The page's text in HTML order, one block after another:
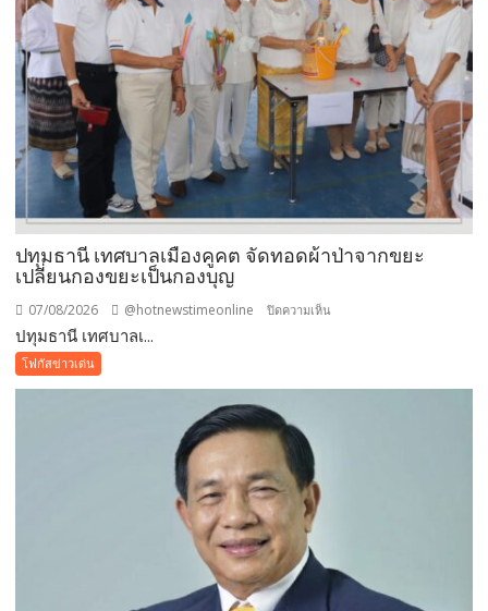
ปทุมธานี เทศบาลเมืองคูคต จัดทอดผ้าป่าจากขยะ
เปลี่ยนกองขยะเป็นกองบุญ
07/08/2026 @hotnewstimeonline ปิดความเห็น
กอง
ขยะ
ปทุมธานี เทศบาลเ...
โฟกัสข่าวเด่น